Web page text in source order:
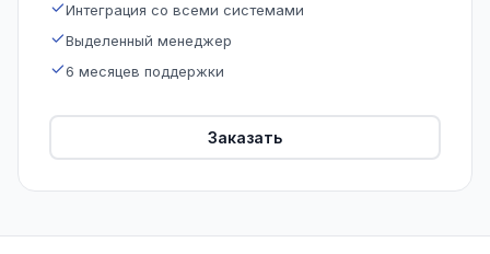
Интеграция со всеми системами
Выделенный менеджер
6 месяцев поддержки
Заказать